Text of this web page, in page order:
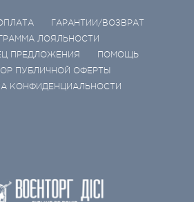
ГАРАНТИИ/ВОЗВРАТ
ЛОЯЛЬНОСТИ
ПРЕДЛОЖЕНИЯ
ПОМОЩЬ
ПУБЛИЧНОЙ ОФЕРТЫ
КОНФИДЕНЦИАЛЬНОСТИ